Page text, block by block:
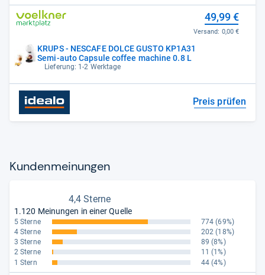
KRUPS - NESCAFE DOLCE GUSTO KP1A31
Semi-auto Capsule coffee machine 0.8 L
Lieferung: 1-2 Werktage
49,99 €
Versand: 0,00 €
Preis prüfen
Kun­den­mei­nun­gen
4,4 Sterne
1.120 Meinungen in einer Quelle
5 Sterne 774 (69%)
4 Sterne
202 (18%)
3 Sterne
89 (8%)
2 Sterne
11 (1%)
1 Stern
44 (4%)